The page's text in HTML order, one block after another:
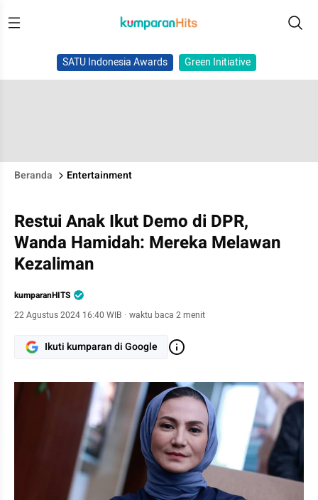
SATU Indonesia Awards Green Initiative
Beranda Entertainment
Restui Anak Ikut Demo di DPR,
Wanda Hamidah: Mereka Melawan
Kezaliman
kumparanHITS
22 Agustus 2024 16:40 WIB · waktu baca 2 menit
Ikuti kumparan di Google